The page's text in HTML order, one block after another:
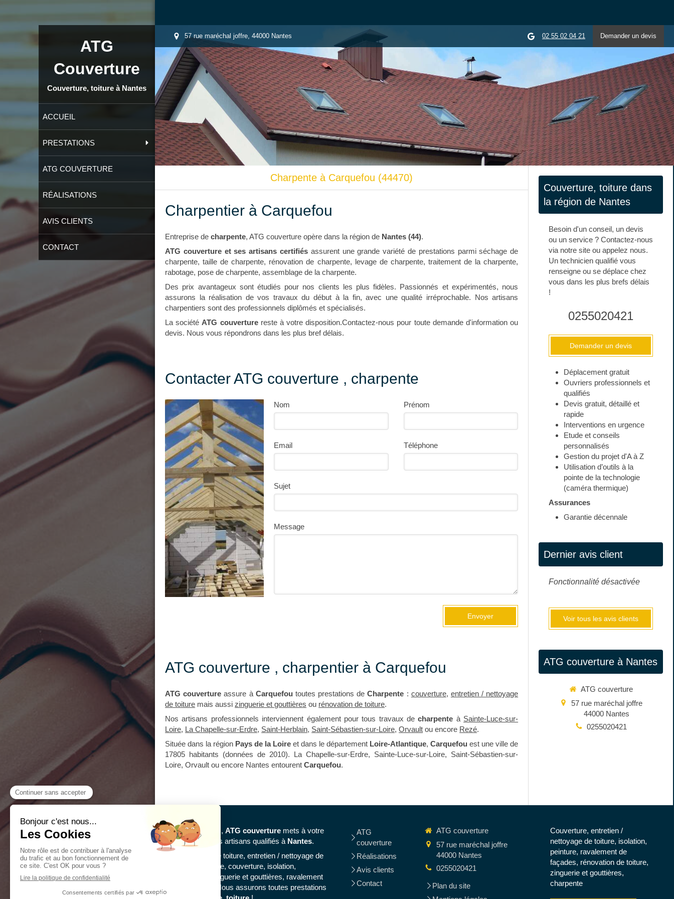
ATG
Couverture
Couverture, toiture à Nantes
ACCUEIL
PRESTATIONS
ATG COUVERTURE
RÉALISATIONS
AVIS CLIENTS
CONTACT
57 rue maréchal joffre, 44000 Nantes Demander un devis
02 55 02 04 21
Charpente à Carquefou (44470)
Charpentier à Carquefou
Entreprise decharpente, ATG couverture opère dans la région de Nantes (44).
ATG couverture et ses artisans certifiés assurent une grande variété de prestations parmi séchage de
charpente, taille de charpente, rénovation de charpente, levage de charpente, traitement de la charpente,
rabotage, pose de charpente, assemblage de la charpente.
Des prix avantageux sont étudiés pour nos clients les plus fidèles. Passionnés et expérimentés, nous
assurons la réalisation de vos travaux du début à la fin, avec une qualité irréprochable. Nos artisans
charpentiers sont des professionnels diplômés et spécialisés.
La société ATG couverture reste à votre disposition.Contactez-nous pour toute demande d'information ou
devis. Nous vous répondrons dans les plus bref délais.
Contacter ATG couverture , charpente
Nom Prénom
Email Téléphone
Sujet
Message
Envoyer
ATG couverture , charpentier à Carquefou
ATG couvertureassure à Carquefou toutes prestations deCharpente : couverture, entretien / nettoyage
de toiture mais aussizinguerie et gouttières ou rénovation de toiture.
Nos artisans professionnels interviennent également pour tous travaux decharpente à Sainte-Luce-sur-
Loire, La Chapelle-sur-Erdre, Saint-Herblain, Saint-Sébastien-sur-Loire,Orvault ou encore Rezé.
Située dans la région Pays de la Loire et dans le département Loire-Atlantique,Carquefou est une ville de
17805 habitants (données de 2010). La Chapelle-sur-Erdre, Sainte-Luce-sur-Loire, Saint-Sébastien-sur-
Loire, Orvault ou encore Nantes entourentCarquefou.
Couverture, toiture dans
la région de Nantes
Besoin d'un conseil, un devis
ou un service ? Contactez-nous
via notre site ou appelez nous.
Un technicien qualifié vous
renseigne ou se déplace chez
vous dans les plus brefs délais
!
0255020421
Demander un devis
Déplacement gratuit
Ouvriers professionnels et
qualifiés
Devis gratuit, détaillé et
rapide
Interventions en urgence
Etude et conseils
personnalisés
Gestion du projet d'A à Z
Utilisation d’outils à la
pointe de la technologie
(caméra thermique)
Assurances
Garantie décennale
Dernier avis client
Fonctionnalité désactivée
Voir tous les avis clients
ATG couverture à Nantes
ATG couverture
57 rue maréchal joffre
44000 Nantes
0255020421
Depuis 10 ans, ATG couverture mets à votre
disposition ses artisans qualifiés à Nantes.
Rénovation de toiture, entretien / nettoyage de
toiture, peinture, couverture, isolation,
charpente, zinguerie et gouttières, ravalement
de façades...Nous assurons toutes prestations
ATG
couverture
Réalisations
Avis clients
Contact
ATG couverture
57 rue maréchal joffre
44000 Nantes
0255020421
Plan du site
Couverture, entretien /
nettoyage de toiture, isolation,
peinture, ravalement de
façades, rénovation de toiture,
zinguerie et gouttières,
charpente